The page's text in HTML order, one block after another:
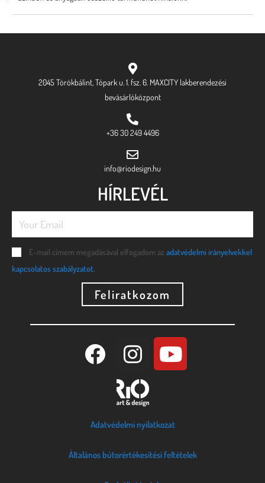
2045 Törökbálint, Tópark u. 1. fsz. 6. MAXCITY lakberendezési
bevásárlóközpont
+36 30 249 4496
info@riodesign.hu
HÍRLEVÉL
E-mail címem megadásával elfogadom az adatvédelmi irányelvekkel
kapcsolatos szabályzatot.
Feliratkozom
Adatvédelmi nyilatkozat
Általános bútorértékesítési feltételek